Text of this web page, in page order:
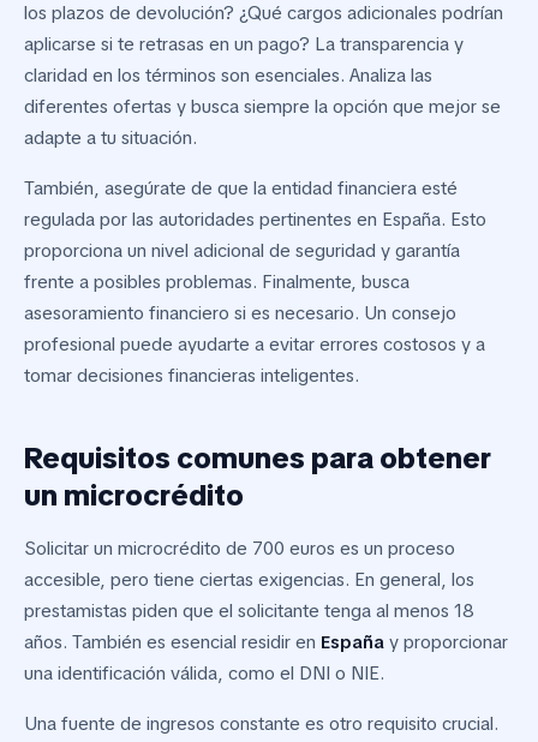
los plazos de devolución? ¿Qué cargos adicionales podrían
aplicarse si te retrasas en un pago? La transparencia y
claridad en los términos son esenciales. Analiza las
diferentes ofertas y busca siempre la opción que mejor se
adapte a tu situación.
También, asegúrate de que la entidad financiera esté
regulada por las autoridades pertinentes en España. Esto
proporciona un nivel adicional de seguridad y garantía
frente a posibles problemas. Finalmente, busca
asesoramiento financiero si es necesario. Un consejo
profesional puede ayudarte a evitar errores costosos y a
tomar decisiones financieras inteligentes.
Requisitos comunes para obtener
un microcrédito
Solicitar un microcrédito de 700 euros es un proceso
accesible, pero tiene ciertas exigencias. En general, los
prestamistas piden que el solicitante tenga al menos 18
años. También es esencial residir en España y proporcionar
una identificación válida, como el DNI o NIE.
Una fuente de ingresos constante es otro requisito crucial.